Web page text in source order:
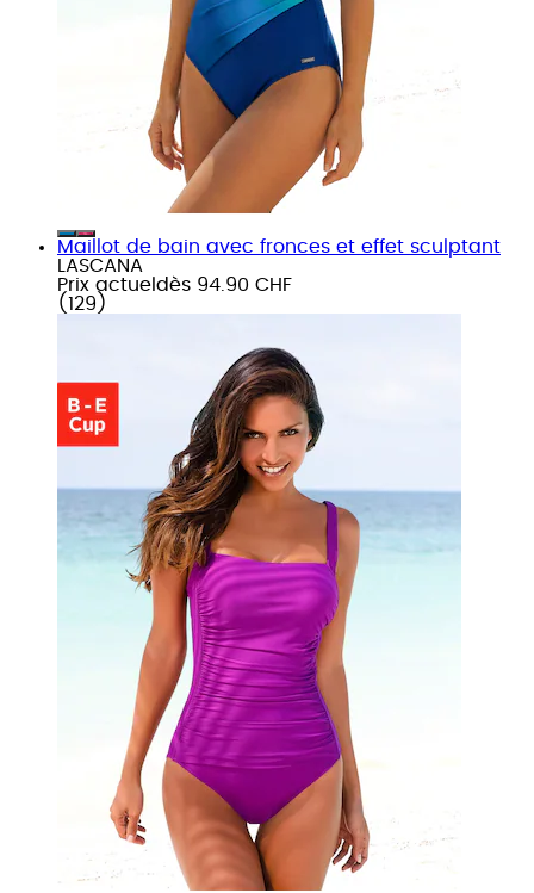
Maillot de bain avec fronces et effet sculptant
LASCANA
Prix actuel dès 94.90 CHF
( 129 )